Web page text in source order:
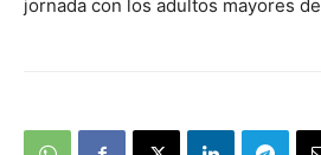
jornada con los adultos mayores